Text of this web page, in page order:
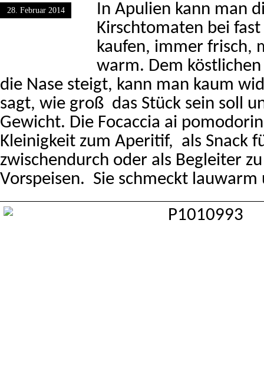
28. Februar 2014
In Apulien kann man
Kirschtomaten bei
kaufen, immer frisch,
warm. Dem
die Nase steigt, kann man kaum
sagt, wie groß das Stück sein soll
Gewicht. Die Focaccia ai
Kleinigkeit zum Aperitif, als Snack
zwischendurch oder als Begleiter
Vorspeisen. Sie schmeckt lauwarm